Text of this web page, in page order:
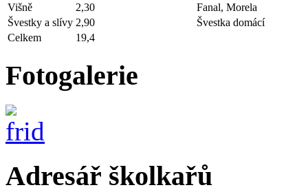
Celkem 19,4
Višně
2,30
Fanal, Morela
Švestky a slívy 2,90 Švestka domácí
Fotogalerie
Adresář školkařů